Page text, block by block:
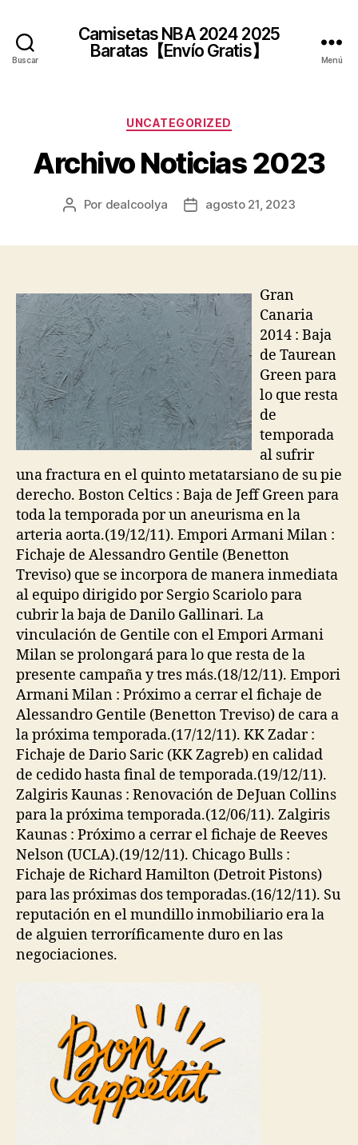
Buscar
Camisetas NBA 2024 2025
Baratas【Envío Gratis】
Menú
Categorías
UNCATEGORIZED
Archivo Noticias 2023
Autor
Por dealcoolya
Fechaagosto 21, 2023
Gran
Canaria
2014 : Baja
de Taurean
Green para
lo que resta
de
temporada
al sufrir
una fractura en el quinto metatarsiano de su pie
derecho. Boston Celtics : Baja de Jeff Green para
toda la temporada por un aneurisma en la
arteria aorta.(19/12/11). Empori Armani Milan :
Fichaje de Alessandro Gentile (Benetton
Treviso) que se incorpora de manera inmediata
al equipo dirigido por Sergio Scariolo para
cubrir la baja de Danilo Gallinari. La
vinculación de Gentile con el Empori Armani
Milan se prolongará para lo que resta de la
presente campaña y tres más.(18/12/11). Empori
Armani Milan : Próximo a cerrar el fichaje de
Alessandro Gentile (Benetton Treviso) de cara a
la próxima temporada.(17/12/11). KK Zadar :
Fichaje de Dario Saric (KK Zagreb) en calidad
de cedido hasta final de temporada.(19/12/11).
Zalgiris Kaunas : Renovación de DeJuan Collins
para la próxima temporada.(12/06/11). Zalgiris
Kaunas : Próximo a cerrar el fichaje de Reeves
Nelson (UCLA).(19/12/11). Chicago Bulls :
Fichaje de Richard Hamilton (Detroit Pistons)
para las próximas dos temporadas.(16/12/11). Su
reputación en el mundillo inmobiliario era la
de alguien terroríficamente duro en las
negociaciones.